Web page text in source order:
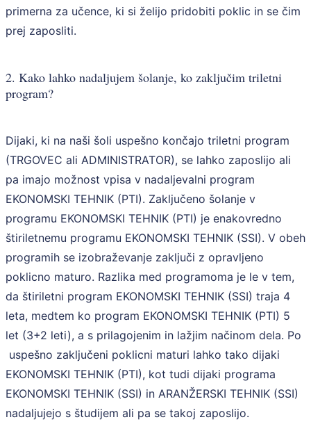
primerna za učence, ki si želijo pridobiti poklic in se čim
prej zaposliti.
2. Kako lahko nadaljujem šolanje, ko zaključim triletni
program?
Dijaki, ki na naši šoli uspešno končajo triletni program
(TRGOVEC ali ADMINISTRATOR), se lahko zaposlijo ali
pa imajo možnost vpisa v nadaljevalni program
EKONOMSKI TEHNIK (PTI). Zaključeno šolanje v
programu EKONOMSKI TEHNIK (PTI) je enakovredno
štiriletnemu programu EKONOMSKI TEHNIK (SSI). V obeh
programih se izobraževanje zaključi z opravljeno
poklicno maturo. Razlika med programoma je le v tem,
da štiriletni program EKONOMSKI TEHNIK (SSI) traja 4
leta, medtem ko program EKONOMSKI TEHNIK (PTI) 5
let (3+2 leti), a s prilagojenim in lažjim načinom dela. Po
uspešno zaključeni poklicni maturi lahko tako dijaki
EKONOMSKI TEHNIK (PTI), kot tudi dijaki programa
EKONOMSKI TEHNIK (SSI) in ARANŽERSKI TEHNIK (SSI)
nadaljujejo s študijem ali pa se takoj zaposlijo.